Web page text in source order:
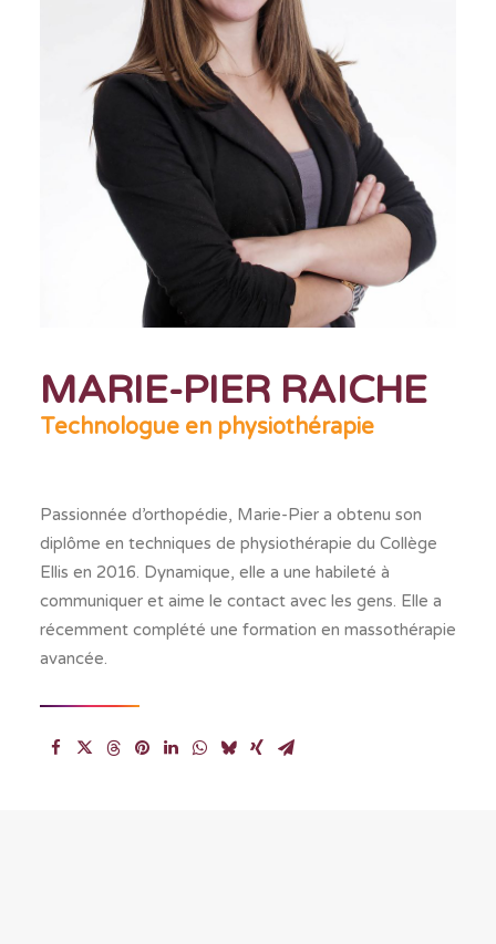
NOUS JOINDRE
PRENEZ RENDEZ-VOUS
MARIE-PIER RAICHE
Technologue en physiothérapie
Passionnée d’orthopédie, Marie-Pier a obtenu son
diplôme en techniques de physiothérapie du Collège
Ellis en 2016. Dynamique, elle a une habileté à
communiquer et aime le contact avec les gens. Elle a
récemment complété une formation en massothérapie
avancée.